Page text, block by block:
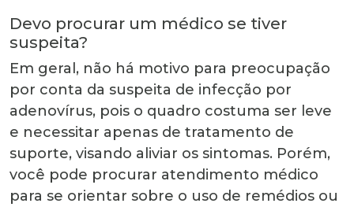
Devo procurar um médico se tiver
suspeita?
Em geral, não há motivo para preocupação
por conta da suspeita de infecção por
adenovírus, pois o quadro costuma ser leve
e necessitar apenas de tratamento de
suporte, visando aliviar os sintomas. Porém,
você pode procurar atendimento médico
para se orientar sobre o uso de remédios ou